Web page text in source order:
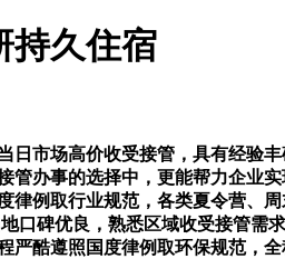
持久住宿
场高价收受接管，具有经验
办事的选择中，更能帮力企业
例取行业规范，各类夏令营、
碑优良，熟悉区域收受接管需
酷遵照国度律例取环保规范，